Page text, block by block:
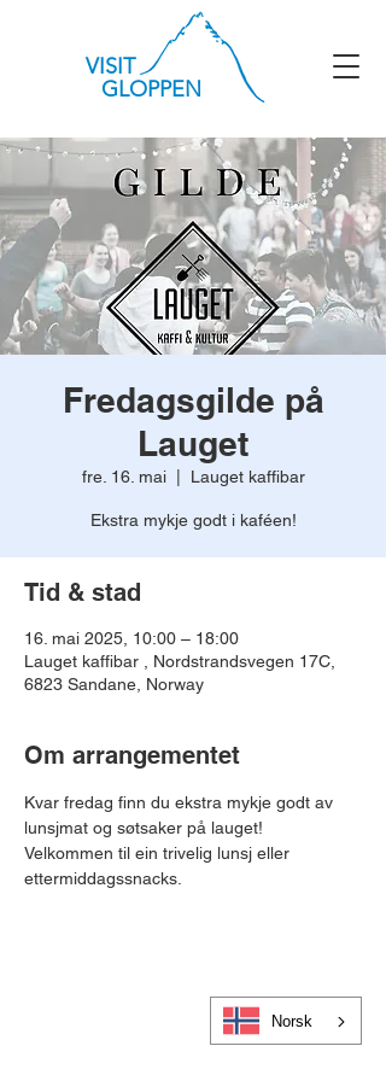
VISIT
GLOPPEN
Fredagsgilde på
Lauget
fre. 16. mai
  |
Lauget kaffibar
Ekstra mykje godt i kaféen!
Tid & stad
16. mai 2025, 10:00 – 18:00
Lauget kaffibar , Nordstrandsvegen 17C,
6823 Sandane, Norway
Om arrangementet
Kvar fredag finn du ekstra mykje godt av
lunsjmat og søtsaker på lauget!
Velkommen til ein trivelig lunsj eller
ettermiddagssnacks.
Norsk